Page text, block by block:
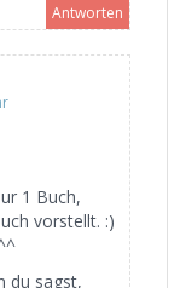
Antworten
1 Buch,
vorstellt. :)
du sagst,